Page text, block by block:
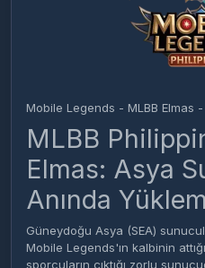
Mobile Legends - MLBB Elmas
MLBB
Elmas: Asya
Anında
Güneydoğu Asya (SEA)
Mobile Legends'ın kalbinin
sporcuların çıktığı zorlu